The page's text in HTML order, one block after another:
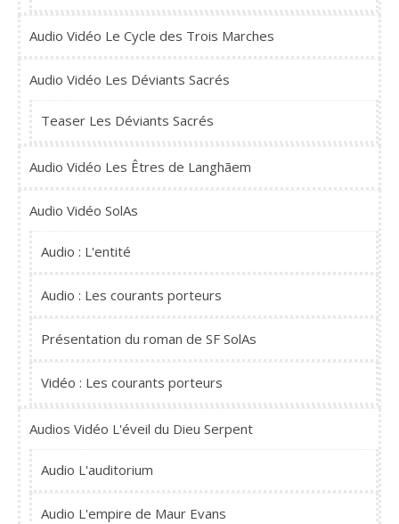
Audio Vidéo Le Cycle des Trois Marches
Audio Vidéo Les Déviants Sacrés
Teaser Les Déviants Sacrés
Audio Vidéo Les Êtres de Langhãem
Audio Vidéo SolAs
Audio : L'entité
Audio : Les courants porteurs
Présentation du roman de SF SolAs
Vidéo : Les courants porteurs
Audios Vidéo L'éveil du Dieu Serpent
Audio L'auditorium
Audio L'empire de Maur Evans